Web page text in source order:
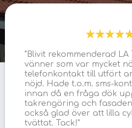
"Blivit rekommenderad LA
vänner som var mycket
telefonkontakt till utfört
nöjd. Hade t.o.m. sms-
innan då en fråga dök
takrengöring och
också glad över att lilla
tvättat. Tack!"